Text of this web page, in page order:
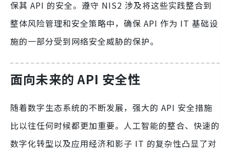
保其 API 的安全。遵守 NIS2 涉及将这些实践整合到
整体风险管理和安全策略中，确保 API 作为 IT 基础设
施的一部分受到网络安全威胁的保护。
面向未来的 API 安全性
随着数字生态系统的不断发展，强大的 API 安全措施
比以往任何时候都更加重要。人工智能的整合、快速的
数字化转型以及应用经济和影子 IT 的复杂性凸显了对